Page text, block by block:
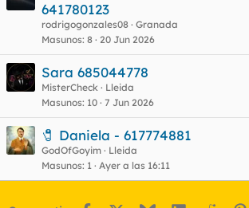
641780123
rodrigogonzales08 Granada
Masunos 8 20 Jun 2026
Sara 685044778
MisterCheck
Lleida
Masunos 10 7 Jun 2026
🧷 Daniela - 617774881
GodOfGoyim
Lleida
Masunos 1 Ayer a las 16:11